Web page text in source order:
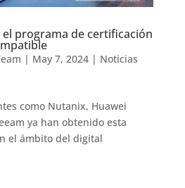
el programa de certificación
| May 7, 2024| Noticias
como Nutanix, Huawei
ya han obtenido esta
el ámbito del digital